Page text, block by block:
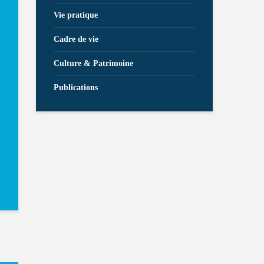
Vie pratique
Cadre de vie
Culture & Patrimoine
Publications